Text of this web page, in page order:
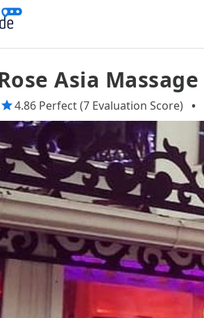
Asia
4.86 Perfect (7 Evaluation Score) •